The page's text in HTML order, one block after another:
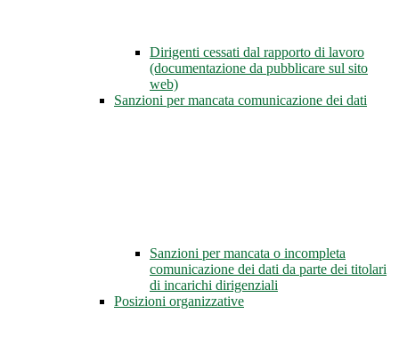
Dirigenti cessati dal rapporto di lavoro
(documentazione da pubblicare sul sito
web)
Sanzioni per mancata comunicazione dei dati
Sanzioni per mancata o incompleta
comunicazione dei dati da parte dei titolari
di incarichi dirigenziali
Posizioni organizzative